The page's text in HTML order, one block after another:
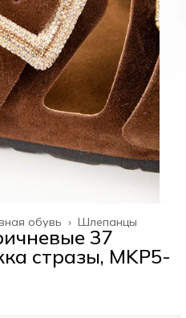
Шлепанцы
обувь ›
37
стразы, MKP5-